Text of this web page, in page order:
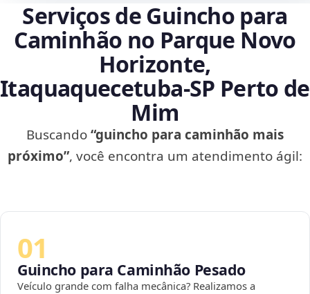
Serviços de Guincho para
Caminhão no Parque Novo
Horizonte,
Itaquaquecetuba‑SP Perto de
Mim
Buscando“guincho para caminhão mais
próximo”, você encontra um atendimento ágil:
01
Guincho para Caminhão Pesado
Veículo grande com falha mecânica? Realizamos a